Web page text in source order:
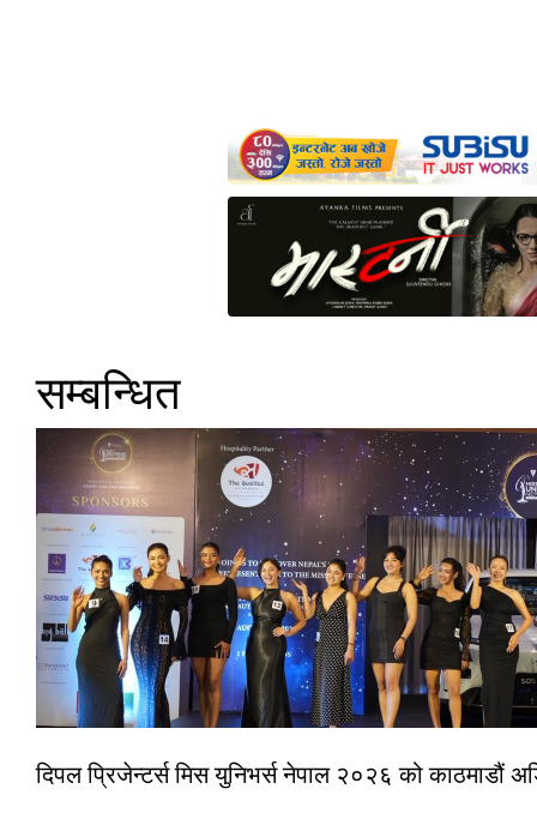
सम्बन्धित
दिपल प्रिजेन्टर्स मिस युनिभर्स नेपाल २०२६ को काठमाडौं